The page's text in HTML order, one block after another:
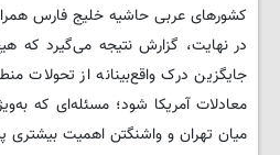
کشورهای عربی حاشیه خلیج فارس
در نهایت، گزارش نتیجه می‌گیرد که
جایگزین درک واقع‌بینانه از تحولات
معادلات آمریکا شود؛ مسئله‌ای که
میان تهران و واشنگتن اهمیت بیشتری